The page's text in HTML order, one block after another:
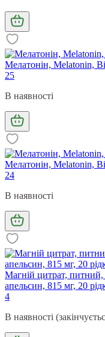
Мелатонін, Melatonin,
25
В наявності
Мелатонін, Melatonin,
24
В наявності
Магній цитрат,
апельсин, 815 мг, 20
4
В наявності